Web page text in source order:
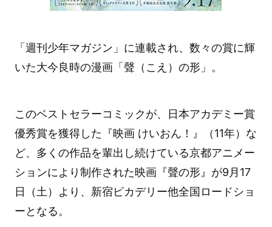
「週刊少年マガジン」に連載され、数々の賞に輝
いた大今良時の漫画「聲（こえ）の形」。
このベストセラーコミックが、日本アカデミー賞
優秀賞を獲得した『映画 けいおん！』（11年）な
ど、多くの作品を輩出し続けている京都アニメー
ションにより制作された映画『聲の形』が9月17
日（土）より、新宿ピカデリー他全国ロードショ
ーとなる。